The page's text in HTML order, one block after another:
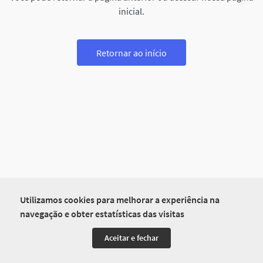
Utilizamos cookies para melhorar a experiência na
navegação e obter estatísticas das visitas
Aceitar e fechar
inicial.
Retornar ao início